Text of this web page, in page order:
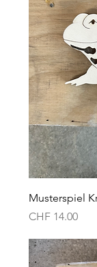
Musterspiel
Preis
CHF 14.00